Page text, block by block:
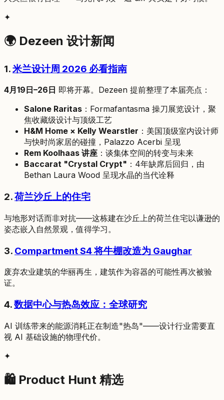
✦
🌍 Dezeen 设计新闻
1.米兰设计周 2026 必看指南
4月19日–26日 即将开幕。Dezeen 提前整理了本届亮点：
Salone Raritas ：Formafantasma 操刀展览设计，聚
焦收藏级设计与顶级工艺
H&M Home × Kelly Wearstler ：美国顶级室内设计师
与快时尚家居的碰撞，Palazzo Acerbi 呈现
Rem Koolhaas 讲座 ：谈集体空间的转变与未来
Baccarat "Crystal Crypt" ：4年缺席后回归，由
Bethan Laura Wood 呈现水晶的当代诠释
2.荷兰沙丘上的住宅
与地形对话而非对抗——这栋建在沙丘上的荷兰住宅以谦逊的
姿态嵌入自然景观，值得学习。
3. Compartment S4 将牛棚改造为 Gaughar
废弃农业建筑的华丽再生，建筑作为容器的可能性再次被验
证。
4.数据中心与热岛效应：全球研究
AI 训练带来的能源消耗正在制造"热岛"——设计行业需要直
视 AI 基础设施的物理代价。
✦
🛍 Product Hunt 精选